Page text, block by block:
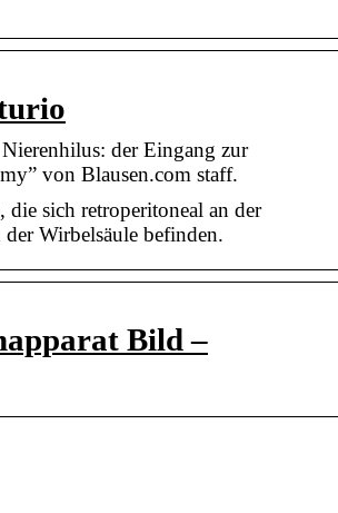
der Eingang zur
von Blausen.com staff.
sich retroperitoneal an der
Wirbelsäule befinden.
Bild –